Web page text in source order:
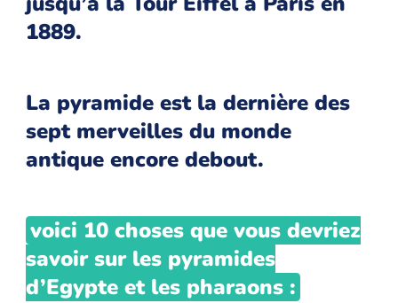
1889.
La pyramide est la dernière des
sept merveilles du monde
antique encore debout.
voici 10 choses que vous devriez
savoir sur les pyramides
d’Egypte et les pharaons :